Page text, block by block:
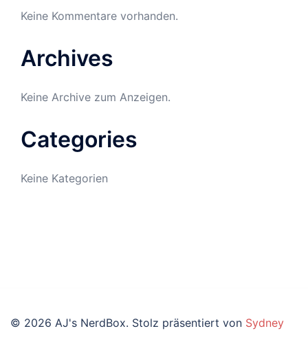
Keine Kommentare vorhanden.
Archives
Keine Archive zum Anzeigen.
Categories
Keine Kategorien
© 2026 AJ's NerdBox. Stolz präsentiert von Sydney